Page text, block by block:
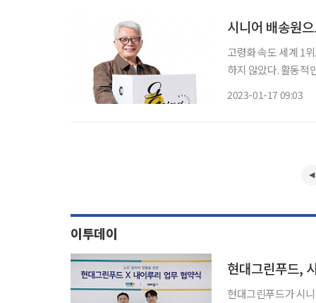
시니어 배송원
고령화 속도 세계 1
하지 않았다. 활동적
2023-01-17 09:03
이투데이
현대그린푸드,
현대그린푸드가 시